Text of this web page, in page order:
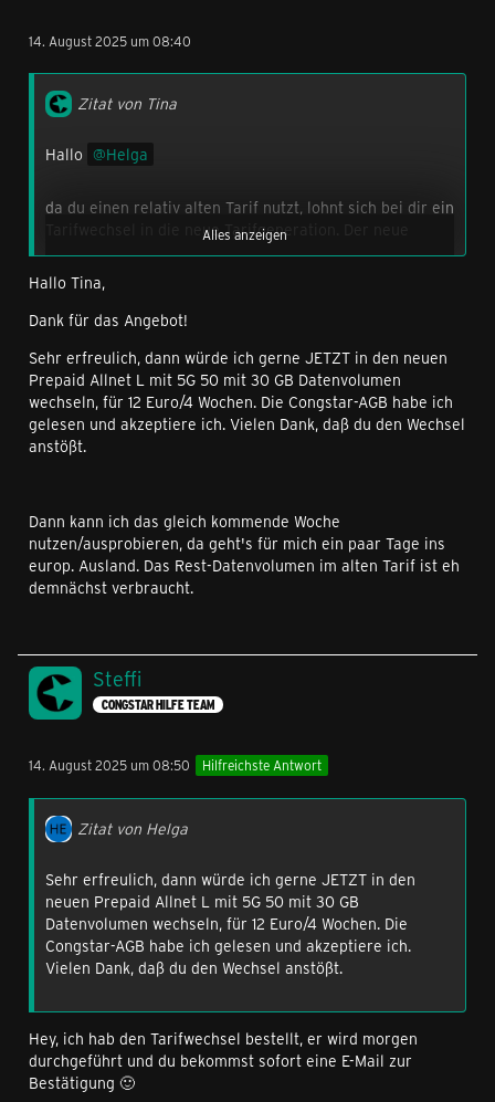
14. August 2025 um 08:40
Zitat von Tina
Hallo Helga
da du einen relativ alten Tarif nutzt, lohnt sich bei dir ein
Tarifwechsel in die neue Tarifgeneration. Der neue
Prepaid Allnet L mit 5G 50 hat 30 GB Datenvolumen und
kostet 12,00 €/ 4 Wochen. Mit dem hättest du also
deutlich mehr Datenvolumen und zahlst weniger. EU-
Roaming ist auch dabei.
Dein aktuell genutzter Tarif ist noch bis zum 27.08.2025
aktiv.
Ein Tarifwechsel benötigt ca. 24 stunden. Wenn du den
Wechsel erst zum 27.08.2025 durchführen lassen
Ansonsten kann ich den Wechsel auch jetzt buchen und
du kannst dann ab morgen den neuen Tarif nutzen.
Bestätige mir in dem Fall bitte, dass du die
Viele Grüße Tina
Alles anzeigen
Hallo Tina,
Dank für das Angebot!
Sehr erfreulich, dann würde ich gerne JETZT in den neuen
Prepaid Allnet L mit 5G 50 mit 30 GB Datenvolumen
wechseln, für 12 Euro/4 Wochen. Die Congstar-AGB habe ich
gelesen und akzeptiere ich. Vielen Dank, daß du den Wechsel
anstößt.
Dann kann ich das gleich kommende Woche
nutzen/ausprobieren, da geht's für mich ein paar Tage ins
europ. Ausland. Das Rest-Datenvolumen im alten Tarif ist eh
demnächst verbraucht.
Steffi
CONGSTAR HILFE TEAM
14. August 2025 um 08:50 Hilfreichste Antwort
Zitat von Helga
Sehr erfreulich, dann würde ich gerne JETZT in den
neuen Prepaid Allnet L mit 5G 50 mit 30 GB
Datenvolumen wechseln, für 12 Euro/4 Wochen. Die
Congstar-AGB habe ich gelesen und akzeptiere ich.
Vielen Dank, daß du den Wechsel anstößt.
Hey, ich hab den Tarifwechsel bestellt, er wird morgen
durchgeführt und du bekommst sofort eine E-Mail zur
Bestätigung 🙂